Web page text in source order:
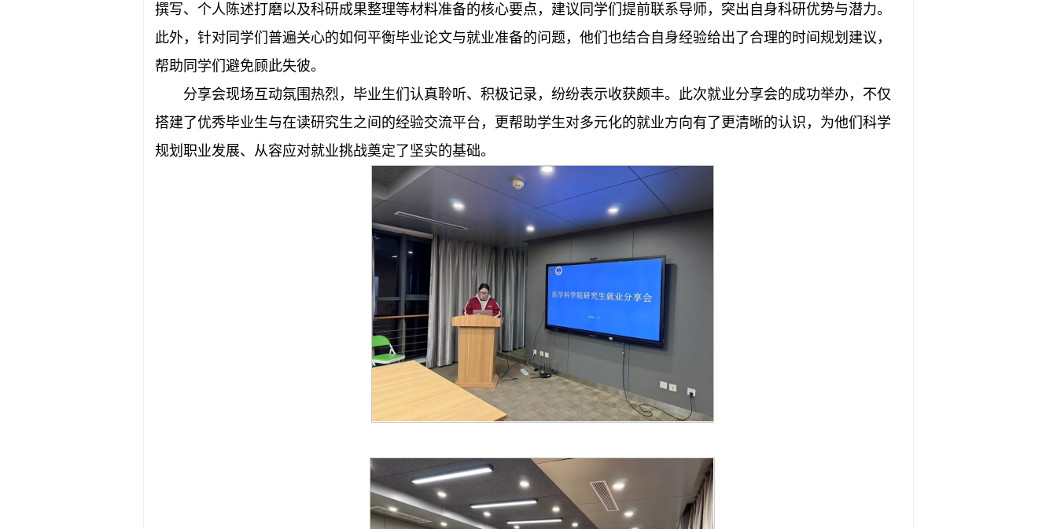
撰写、个人陈述打磨以及科研成果整理等材料准备的核心要点，建议同学们提前联系导师，突出自身科研优势与潜力。
此外，针对同学们普遍关心的如何平衡毕业论文与就业准备的问题，他们也结合自身经验给出了合理的时间规划建议，
帮助同学们避免顾此失彼。
分享会现场互动氛围热烈，毕业生们认真聆听、积极记录，纷纷表示收获颇丰。此次就业分享会的成功举办，不仅
搭建了优秀毕业生与在读研究生之间的经验交流平台，更帮助学生对多元化的就业方向有了更清晰的认识，为他们科学
规划职业发展、从容应对就业挑战奠定了坚实的基础。